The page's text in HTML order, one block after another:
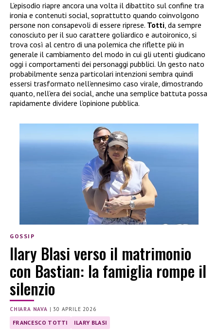
L’episodio riapre ancora una volta il dibattito sul confine tra
ironia e contenuti social, soprattutto quando coinvolgono
persone non consapevoli di essere riprese. Totti, da sempre
conosciuto per il suo carattere goliardico e autoironico, si
trova così al centro di una polemica che riflette più in
generale il cambiamento del modo in cui gli utenti giudicano
oggi i comportamenti dei personaggi pubblici. Un gesto nato
probabilmente senza particolari intenzioni sembra quindi
essersi trasformato nell’ennesimo caso virale, dimostrando
quanto, nell’era dei social, anche una semplice battuta possa
rapidamente dividere l’opinione pubblica.
GOSSIP
Ilary Blasi verso il matrimonio
con Bastian: la famiglia rompe il
silenzio
CHIARA NAVA |30 APRILE 2026
FRANCESCO TOTTI ILARY BLASI